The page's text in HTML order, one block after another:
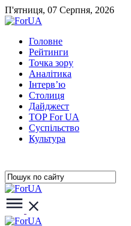
П'ятниця, 07 Серпня, 2026
Головне
Рейтинги
Точка зору
Аналітика
Інтерв’ю
Столиця
Дайджест
TOP For UA
Суспiльство
Культура